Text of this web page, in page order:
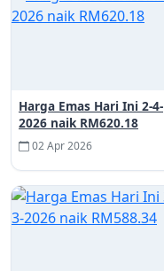
Harga Emas Hari Ini 2-4-
2026 naik RM620.18
02 Apr 2026